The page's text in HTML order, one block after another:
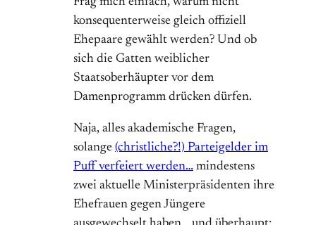
konsequenterweise gleich offiziell
Ehepaare gewählt werden? Und ob
sich die Gatten weiblicher
Staatsoberhäupter vor dem
Damenprogramm drücken dürfen.
Naja, alles akademische Fragen,
solange (christliche?!) Parteigelder im
Puff verfeiert werden… mindestens
zwei aktuelle Ministerpräsidenten ihre
Ehefrauen gegen Jüngere